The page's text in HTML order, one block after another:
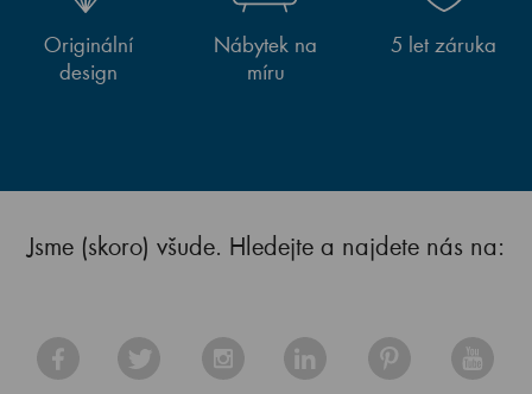
Originální
design
Nábytek na
míru
5 let záruka
Jsme (skoro) všude. Hledejte a najdete nás na: